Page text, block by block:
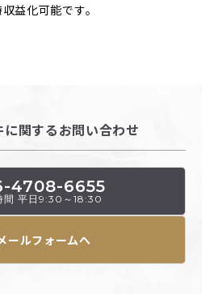
益化可能です。
に関するお問い合わせ
4708-6655
間 平日9:30～18:30
ールフォームへ